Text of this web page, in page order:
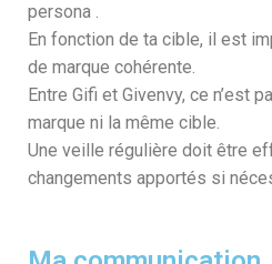
persona .
En fonction de ta cible, il est
de marque cohérente.
Entre Gifi et Givenvy, ce n’est
marque ni la même cible.
Une veille régulière doit être
changements apportés si